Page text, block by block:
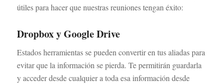
útiles para hacer que nuestras reuniones tengan éxito:
Dropbox y Google Drive
Estados herramientas se pueden convertir en tus aliadas para
evitar que la información se pierda. Te permitirán guardarla
y acceder desde cualquier a toda esa información desde